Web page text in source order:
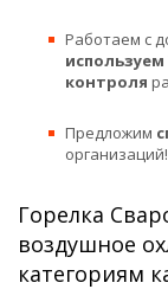
Работаем с
контроля
Предложим
организаций!
Горелка
воздушное
категориям